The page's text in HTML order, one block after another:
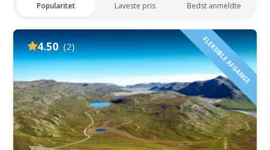
Popularitet Laveste pris Bedst anmeldte
4.50 (2) FLEKSIBLE AFGANGE